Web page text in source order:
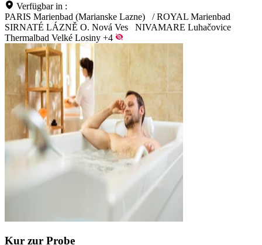
Verfügbar in :
PARIS Marienbad (Marianske Lazne)
/ ROYAL Marienbad
SIRNATÉ LÁZNĚ O. Nová Ves
NIVAMARE Luhačovice
Thermalbad Velké Losiny +4
Kur zur Probe